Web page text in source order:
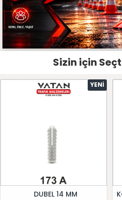
Sizin için
YENI
DUBEL 14 MM